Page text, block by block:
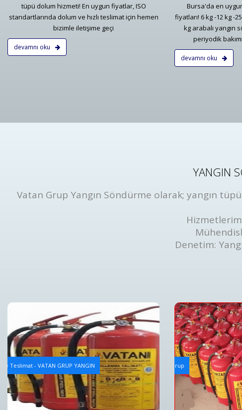
tüpü dolum hizmeti! En uygun fiyatlar, ISO
standartlarında dolum ve hızlı teslimat için hemen
bizimle iletişime geçi
devamnı oku
Bursa'da en
fiyatları! 6 kg -12 kg -
kg arabalı yangın
periyodik
devamnı oku
YANGIN
Vatan Grup Yangın Söndürme olarak; yangın
Denetim:
Teslimat - VATAN GRUP YANGIN
Yangın Tüpü Dolum Hizmeti
Bursa Yangın Tüpü Dolum Hizmeti ve Fiyatları - Vatan Grup
Detaylar
Yangın Algılama
Yangın Algılama
Detaylar